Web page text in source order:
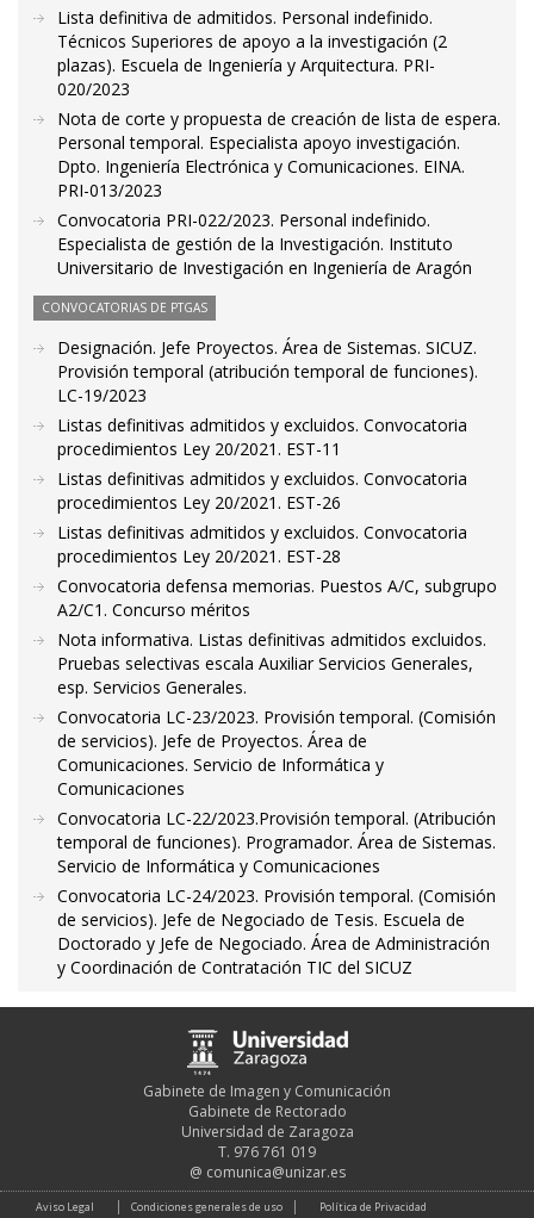
Lista definitiva de admitidos. Personal indefinido.
Técnicos Superiores de apoyo a la investigación (2
plazas). Escuela de Ingeniería y Arquitectura. PRI-
020/2023
Nota de corte y propuesta de creación de lista de espera.
Personal temporal. Especialista apoyo investigación.
Dpto. Ingeniería Electrónica y Comunicaciones. EINA.
PRI-013/2023
Convocatoria PRI-022/2023. Personal indefinido.
Especialista de gestión de la Investigación. Instituto
Universitario de Investigación en Ingeniería de Aragón
CONVOCATORIAS DE PTGAS
Designación. Jefe Proyectos. Área de Sistemas. SICUZ.
Provisión temporal (atribución temporal de funciones).
LC-19/2023
Listas definitivas admitidos y excluidos. Convocatoria
procedimientos Ley 20/2021. EST-11
Listas definitivas admitidos y excluidos. Convocatoria
procedimientos Ley 20/2021. EST-26
Listas definitivas admitidos y excluidos. Convocatoria
procedimientos Ley 20/2021. EST-28
Convocatoria defensa memorias. Puestos A/C, subgrupo
A2/C1. Concurso méritos
Nota informativa. Listas definitivas admitidos excluidos.
Pruebas selectivas escala Auxiliar Servicios Generales,
esp. Servicios Generales.
Convocatoria LC-23/2023. Provisión temporal. (Comisión
de servicios). Jefe de Proyectos. Área de
Comunicaciones. Servicio de Informática y
Comunicaciones
Convocatoria LC-22/2023.Provisión temporal. (Atribución
temporal de funciones). Programador. Área de Sistemas.
Servicio de Informática y Comunicaciones
Convocatoria LC-24/2023. Provisión temporal. (Comisión
de servicios). Jefe de Negociado de Tesis. Escuela de
Doctorado y Jefe de Negociado. Área de Administración
y Coordinación de Contratación TIC del SICUZ
Gabinete de Imagen y Comunicación
Gabinete de Rectorado
Universidad de Zaragoza
T. 976 761 019
@ comunica@unizar.es
Aviso Legal Condiciones generales de uso Política de Privacidad